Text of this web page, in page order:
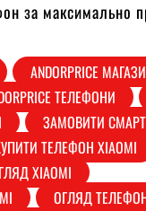
за максимально
ANDORPRICE
ТЕЛЕФОНИ
ЗАМОВИТИ
ТЕЛЕФОН XIAOMI
XIAOMI
ОГЛЯД